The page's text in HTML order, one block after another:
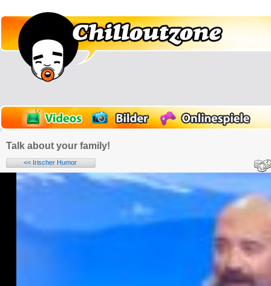
Talk about your family!
<< Irischer Humor